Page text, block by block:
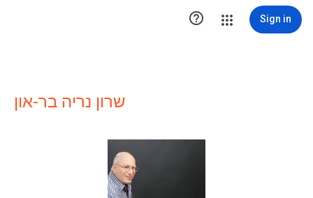
 Sign in
שרון נריה בר-און